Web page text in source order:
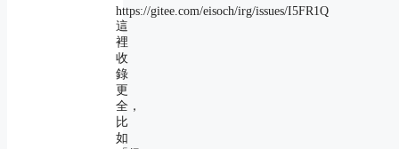
https://gitee.com/eisoch/irg/issues/I5FR1Q
這
裡
收
錄
更
全，
比
如